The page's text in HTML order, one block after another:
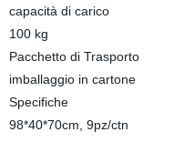
capacità di carico
100 kg
Pacchetto di Trasporto
imballaggio in cartone
Specifiche
98*40*70cm, 9pz/ctn